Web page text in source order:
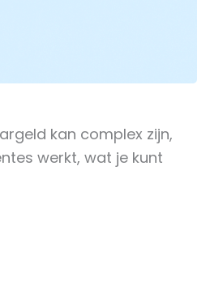
kan complex zijn,
werkt, wat je kunt